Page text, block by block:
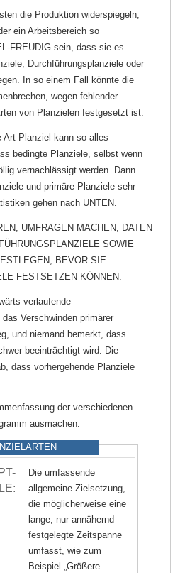
die Produktion widerspiegeln,
ein Arbeitsbereich so
FREUDIG sein, dass sie es
Durchführungsplanziele oder
In so einem Fall könnte die
wegen fehlender
von Planzielen festgesetzt ist.
Art Planziel kann so alles
bedingte Planziele, selbst wenn
vernachlässigt werden. Dann
und primäre Planziele sehr
gehen nach UNTEN.
UMFRAGEN MACHEN, DATEN
SOWIE
BEVOR SIE
FESTSETZEN KÖNNEN.
verlaufende
Verschwinden primärer
und niemand bemerkt, dass
beeinträchtigt wird. Die
dass vorhergehende Planziele
der verschiedenen
ausmachen.
Die umfassende
allgemeine Zielsetzung,
die möglicherweise eine
lange, nur annähernd
festgelegte Zeitspanne
umfasst, wie zum
Beispiel „Größere